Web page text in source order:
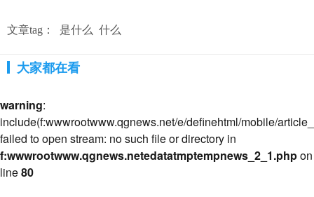
文章tag： 是什么 什么
大家都在看
warning:
include(f:wwwrootwww.qgnews.net/e/definehtml/mobile/
failed to open stream: no such file or directory in
f:wwwrootwww.qgnews.netedatatmptempnews_2_1.phpon
line80